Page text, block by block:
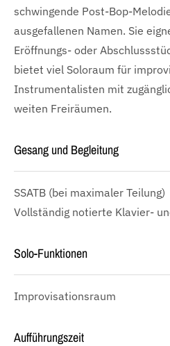
schwingende Post-Bop-
ausgefallenen Namen. Sie
Eröffnungs- oder
bietet viel Soloraum für
Instrumentalisten mit
weiten Freiräumen.
Gesang und Begleitung
SSATB (bei maximaler Teilung)
Vollständig notierte Klavier-
Solo-Funktionen
Improvisationsraum
Aufführungszeit